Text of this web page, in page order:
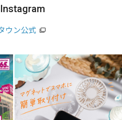
Instagram
ウン公式